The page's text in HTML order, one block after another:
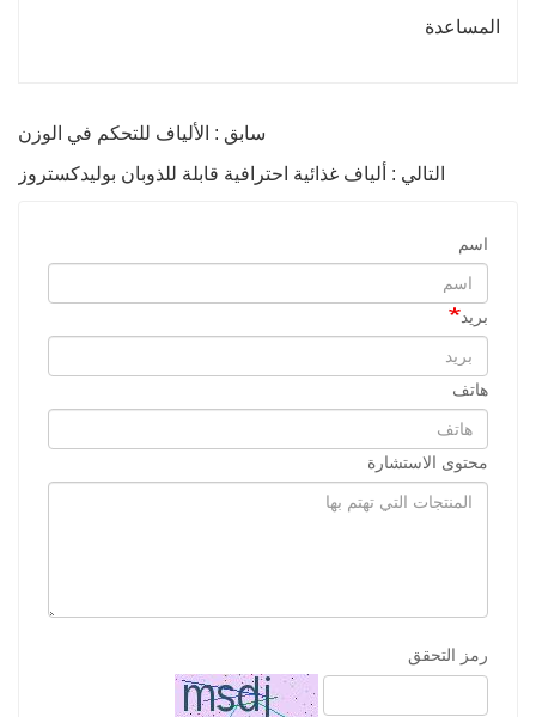
المساعدة
سابق : الألياف للتحكم في الوزن
التالي : ألياف غذائية احترافية قابلة للذوبان بوليدكستروز
اسم
بريد
هاتف
محتوى الاستشارة
رمز التحقق